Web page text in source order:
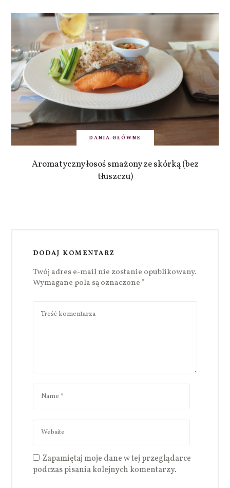
DANIA GŁÓWNE
Aromatyczny łosoś smażony ze skórką (bez
tłuszczu)
DODAJ KOMENTARZ
Twój adres e-mail nie zostanie opublikowany.
Wymagane pola są oznaczone *
Zapamiętaj moje dane w tej przeglądarce
podczas pisania kolejnych komentarzy.